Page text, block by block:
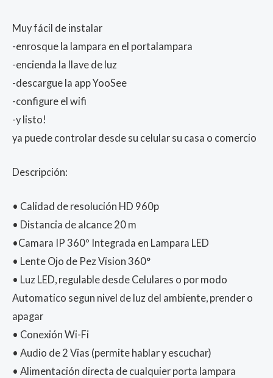
Muy fácil de instalar
-enrosque la lampara en el portalampara
-encienda la llave de luz
-descargue la app YooSee
-configure el wifi
-y listo!
ya puede controlar desde su celular su casa o comercio
Descripción:
• Calidad de resolución HD 960p
• Distancia de alcance 20 m
•Camara IP 360º Integrada en Lampara LED
• Lente Ojo de Pez Vision 360°
• Luz LED, regulable desde Celulares o por modo
Automatico segun nivel de luz del ambiente, prender o
apagar
• Conexión Wi-Fi
• Audio de 2 Vias (permite hablar y escuchar)
• Alimentación directa de cualquier porta lampara